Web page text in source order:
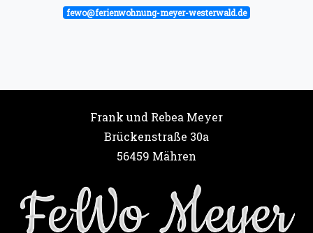
fewo@ferienwohnung-meyer-westerwald.de
Frank und Rebea Meyer
Brückenstraße 30a
56459 Mähren